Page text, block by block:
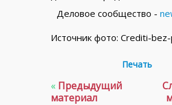
Деловое сообщество -
Источник фото: Crediti-
Печать
« Предыдущий
материал